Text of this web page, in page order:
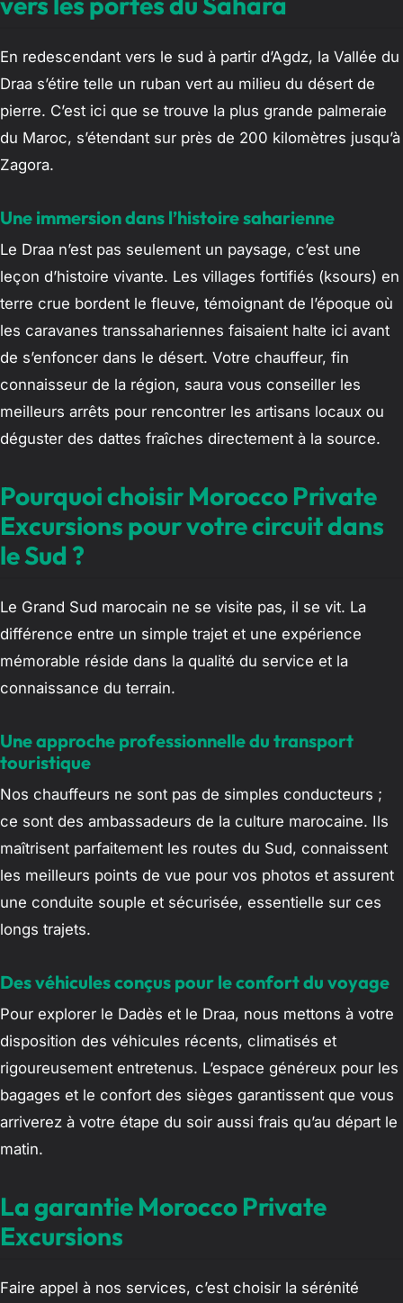
En redescendant vers le sud à partir d’Agdz, la Vallée du
Draa s’étire telle un ruban vert au milieu du désert de
pierre. C’est ici que se trouve la plus grande palmeraie
du Maroc, s’étendant sur près de 200 kilomètres jusqu’à
Zagora.
Une immersion dans l’histoire saharienne
Le Draa n’est pas seulement un paysage, c’est une
leçon d’histoire vivante. Les villages fortifiés (ksours) en
terre crue bordent le fleuve, témoignant de l’époque où
les caravanes transsahariennes faisaient halte ici avant
de s’enfoncer dans le désert. Votre chauffeur, fin
connaisseur de la région, saura vous conseiller les
meilleurs arrêts pour rencontrer les artisans locaux ou
déguster des dattes fraîches directement à la source.
Pourquoi choisir Morocco Private
Excursions pour votre circuit dans
le Sud ?
Le Grand Sud marocain ne se visite pas, il se vit. La
différence entre un simple trajet et une expérience
mémorable réside dans la qualité du service et la
connaissance du terrain.
Une approche professionnelle du transport
touristique
Nos chauffeurs ne sont pas de simples conducteurs ;
ce sont des ambassadeurs de la culture marocaine. Ils
maîtrisent parfaitement les routes du Sud, connaissent
les meilleurs points de vue pour vos photos et assurent
une conduite souple et sécurisée, essentielle sur ces
longs trajets.
Des véhicules conçus pour le confort du voyage
Pour explorer le Dadès et le Draa, nous mettons à votre
disposition des véhicules récents, climatisés et
rigoureusement entretenus. L’espace généreux pour les
bagages et le confort des sièges garantissent que vous
arriverez à votre étape du soir aussi frais qu’au départ le
matin.
La garantie Morocco Private
Excursions
Faire appel à nos services, c’est choisir la sérénité